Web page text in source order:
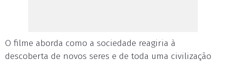
O filme aborda como a sociedade reagiria à
descoberta de novos seres e de toda uma civilização